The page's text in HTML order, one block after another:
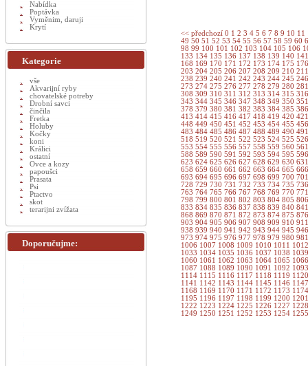
<< předchozí 0 1 2 3 4 5 6 7 8 9 10 11
49 50 51 52 53 54 55 56 57 58 59 60
98 99 100 101 102 103 104 105 106
133 134 135 136 137 138 139 140
168 169 170 171 172 173 174 175
203 204 205 206 207 208 209 210
238 239 240 241 242 243 244 245
273 274 275 276 277 278 279 280
308 309 310 311 312 313 314 315
343 344 345 346 347 348 349 350
378 379 380 381 382 383 384 385
413 414 415 416 417 418 419 420
448 449 450 451 452 453 454 455
483 484 485 486 487 488 489 490
518 519 520 521 522 523 524 525
553 554 555 556 557 558 559 560
588 589 590 591 592 593 594 595
623 624 625 626 627 628 629 630
658 659 660 661 662 663 664 665
693 694 695 696 697 698 699 700
728 729 730 731 732 733 734 735
763 764 765 766 767 768 769 770
798 799 800 801 802 803 804 805
833 834 835 836 837 838 839 840
868 869 870 871 872 873 874 875
903 904 905 906 907 908 909 910
938 939 940 941 942 943 944 945
973 974 975 976 977 978 979 980
1006 1007 1008 1009 1010 1011
1033 1034 1035 1036 1037 1038
1060 1061 1062 1063 1064 1065
1087 1088 1089 1090 1091 1092
1114 1115 1116 1117 1118 1119
1141 1142 1143 1144 1145 1146
1168 1169 1170 1171 1172 1173
1195 1196 1197 1198 1199 1200
1222 1223 1224 1225 1226 1227
1249 1250 1251 1252 1253 1254
Nabídka
Poptávka
Vyměnim, daruji
Krytí
Kategorie
vše
Akvarijní ryby
chovatelské potreby
Drobní savci
činčila
Fretka
Holuby
Kočky
koni
Králici
ostatní
Ovce a kozy
papoušci
Prasata
Psi
Ptactvo
skot
terarijni zvížata
Doporučujme: